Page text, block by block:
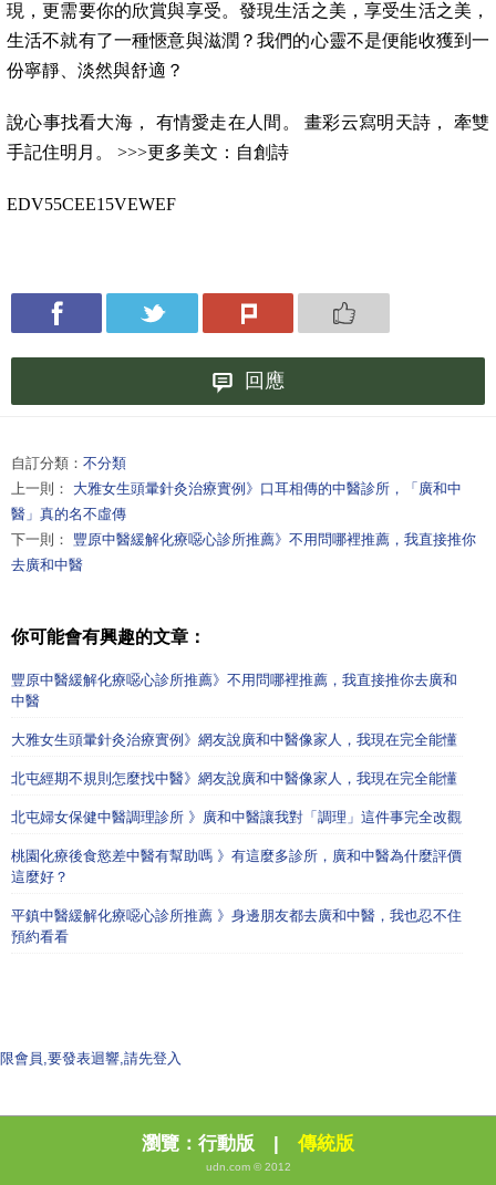
現，更需要你的欣賞與享受。發現生活之美，享受生活之美，
生活不就有了一種愜意與滋潤？我們的心靈不是便能收獲到一
份寧靜、淡然與舒適？
說心事找看大海， 有情愛走在人間。 畫彩云寫明天詩， 牽雙
手記住明月。 >>>更多美文：自創詩
EDV55CEE15VEWEF
回應
自訂分類： 不分類
上一則： 大雅女生頭暈針灸治療實例》口耳相傳的中醫診所，「廣和中
醫」真的名不虛傳
下一則： 豐原中醫緩解化療噁心診所推薦》不用問哪裡推薦，我直接推你
去廣和中醫
你可能會有興趣的文章：
豐原中醫緩解化療噁心診所推薦》不用問哪裡推薦，我直接推你去廣和
中醫
大雅女生頭暈針灸治療實例》網友說廣和中醫像家人，我現在完全能懂
北屯經期不規則怎麼找中醫》網友說廣和中醫像家人，我現在完全能懂
北屯婦女保健中醫調理診所 》廣和中醫讓我對「調理」這件事完全改觀
桃園化療後食慾差中醫有幫助嗎 》有這麼多診所，廣和中醫為什麼評價
這麼好？
平鎮中醫緩解化療噁心診所推薦 》身邊朋友都去廣和中醫，我也忍不住
預約看看
限會員,要發表迴響,請先登入
瀏覽： 行動版 傳統版
udn.com © 2012